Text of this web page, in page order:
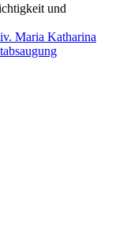
und
Maria Katharina